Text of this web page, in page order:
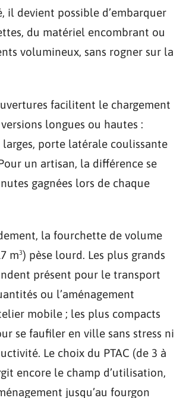
il devient possible d’embarquer
du matériel encombrant ou
volumineux, sans rogner sur la
facilitent le chargement
longues ou hautes :
porte latérale coulissante
un artisan, la différence se
gagnées lors de chaque
la fourchette de volume
m³) pèse lourd. Les plus grands
présent pour le transport
ou l’aménagement
mobile ; les plus compacts
se faufiler en ville sans stress ni
Le choix du PTAC (de 3 à
encore le champ d’utilisation,
jusqu’au fourgon